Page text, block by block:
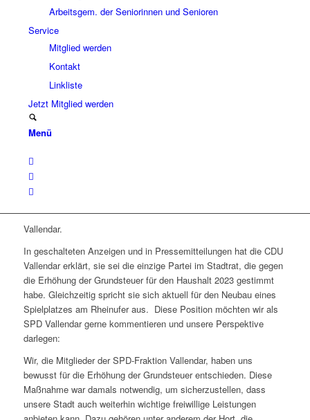
Arbeitsgem. der Seniorinnen und Senioren
Service
Mitglied werden
Kontakt
Linkliste
Jetzt Mitglied werden
Menü
Vallendar.
In geschalteten Anzeigen und in Pressemitteilungen hat die CDU
Vallendar erklärt, sie sei die einzige Partei im Stadtrat, die gegen
die Erhöhung der Grundsteuer für den Haushalt 2023 gestimmt
habe. Gleichzeitig spricht sie sich aktuell für den Neubau eines
Spielplatzes am Rheinufer aus. Diese Position möchten wir als
SPD Vallendar gerne kommentieren und unsere Perspektive
darlegen:
Wir, die Mitglieder der SPD-Fraktion Vallendar, haben uns
bewusst für die Erhöhung der Grundsteuer entschieden. Diese
Maßnahme war damals notwendig, um sicherzustellen, dass
unsere Stadt auch weiterhin wichtige freiwillige Leistungen